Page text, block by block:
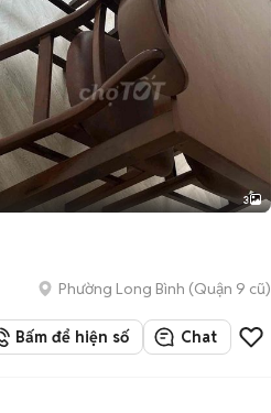
3
Phường Long Bình (Quận 9 cũ)
Bấm để hiện số Chat